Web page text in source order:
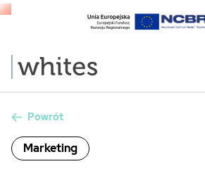
Powrót
Marketing